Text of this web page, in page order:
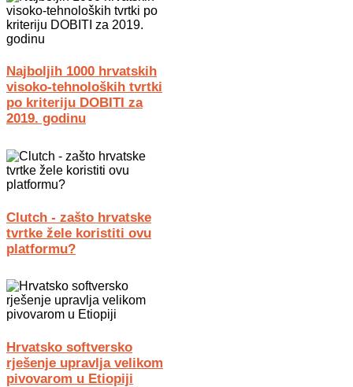
Najboljih 1000 hrvatskih
visoko-tehnoloških tvrtki
po kriteriju DOBITI za
2019. godinu
Clutch - zašto hrvatske
tvrtke žele koristiti ovu
platformu?
Hrvatsko softversko
rješenje upravlja velikom
pivovarom u Etiopiji